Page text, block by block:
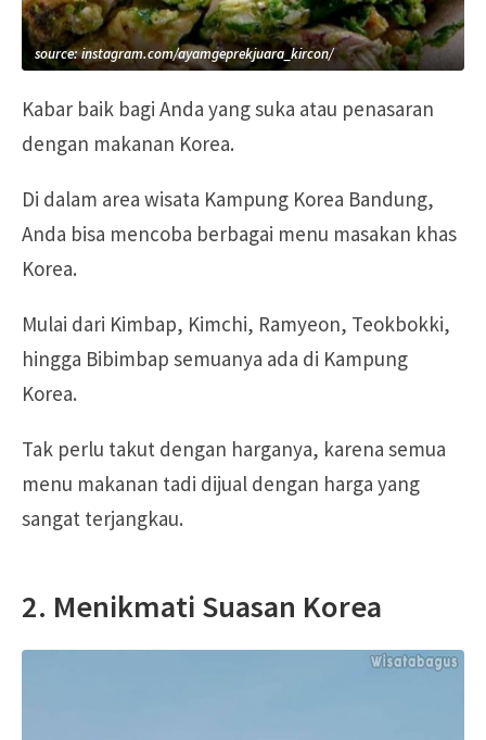
source: instagram.com/ayamgeprekjuara_kircon/
Kabar baik bagi Anda yang suka atau penasaran
dengan makanan Korea.
Di dalam area wisata Kampung Korea Bandung,
Anda bisa mencoba berbagai menu masakan khas
Korea.
Mulai dari Kimbap, Kimchi, Ramyeon, Teokbokki,
hingga Bibimbap semuanya ada di Kampung
Korea.
Tak perlu takut dengan harganya, karena semua
menu makanan tadi dijual dengan harga yang
sangat terjangkau.
2. Menikmati Suasan Korea